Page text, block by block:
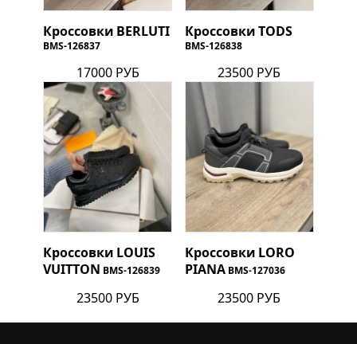
Кроссовки BERLUTI
BMS-126837
17000 РУБ
КроссовкиTODS
BMS-126838
23500 РУБ
Кроссовки LOUIS
VUITTON BMS-126839
23500 РУБ
Кроссовки LORO
PIANA BMS-127036
23500 РУБ